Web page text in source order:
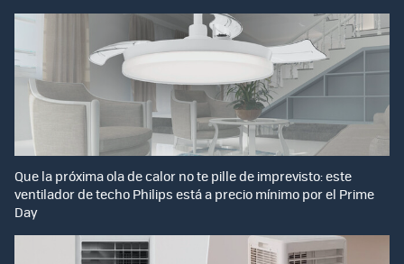
Que la próxima ola de calor no te pille de imprevisto: este
ventilador de techo Philips está a precio mínimo por el Prime
Day